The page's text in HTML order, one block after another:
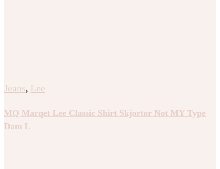
Jeans, Lee
MQ Marqet Lee Classic Shirt Skjortor Not MY Type
Dam L